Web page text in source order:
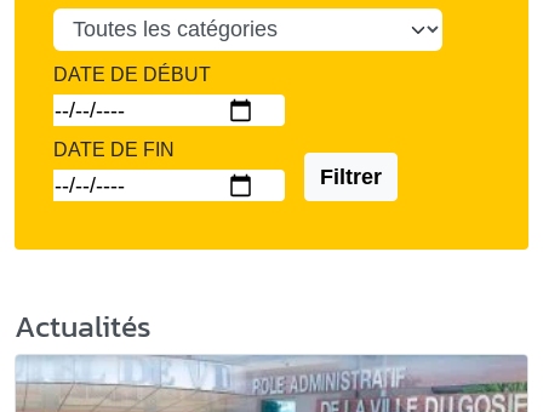
DATE DE DÉBUT
DATE DE FIN
Filtrer
Actualités